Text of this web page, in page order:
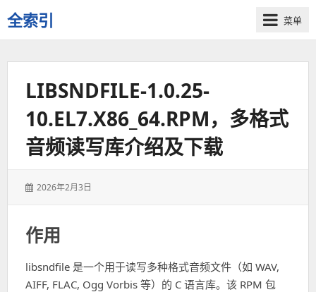
全索引
一
些
菜单
LIBSNDFILE-1.0.25-
10.EL7.X86_64.RPM，多格式
音频读写库介绍及下载
发
2026年2月3日
作用
libsndfile 是一个用于读写多种格式音频文件（如 WAV,
AIFF, FLAC, Ogg Vorbis 等）的 C 语言库。该 RPM 包